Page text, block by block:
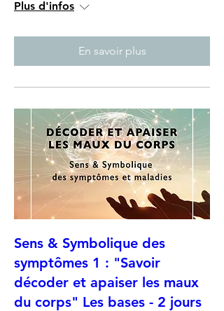
Plus d'infos
En savoir plus
Sens & Symbolique des
symptômes 1 : "Savoir
décoder et apaiser les maux
du corps" Les bases - 2 jours